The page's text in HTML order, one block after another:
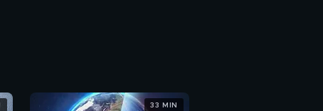
33 MIN